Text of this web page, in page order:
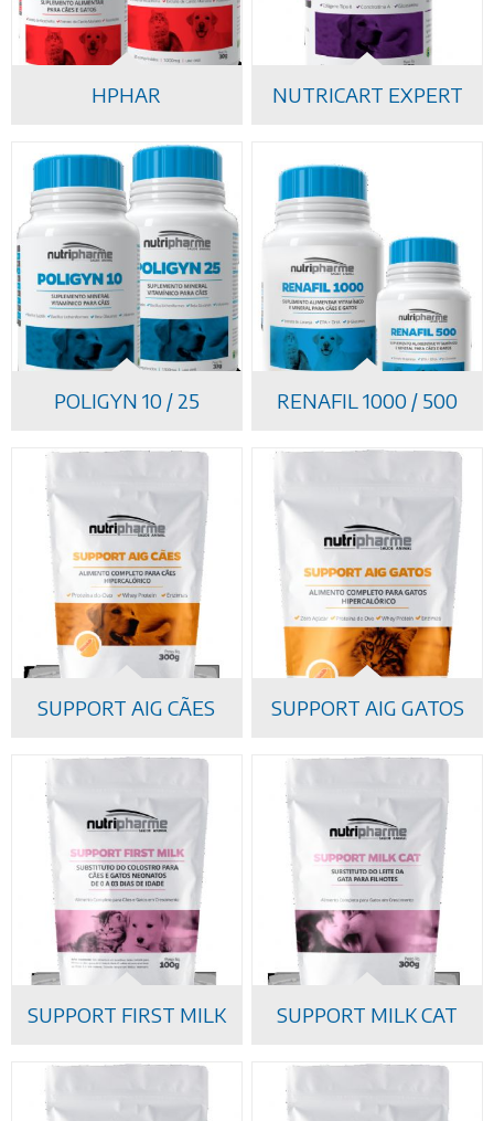
HPHAR NUTRICART EXPERT
POLIGYN 10 / 25 RENAFIL 1000 / 500
SUPPORT AIG CÃES SUPPORT AIG GATOS
SUPPORT FIRST MILK SUPPORT MILK CAT